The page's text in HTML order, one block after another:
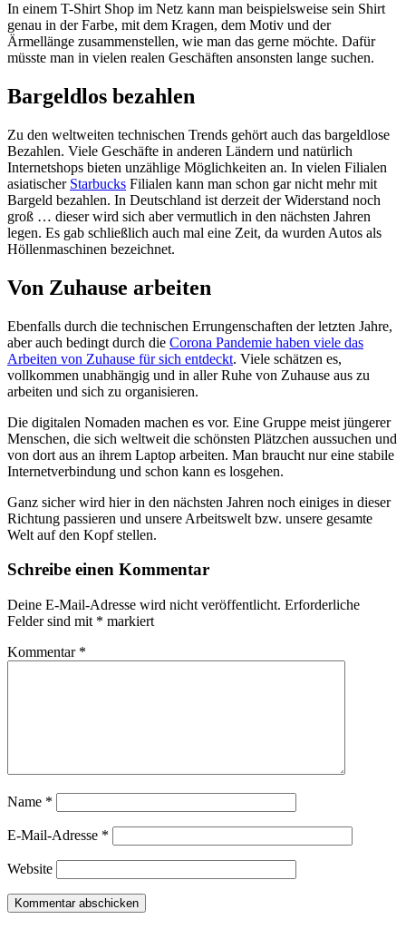
In einem T-Shirt Shop im Netz kann man beispielsweise sein Shirt
genau in der Farbe, mit dem Kragen, dem Motiv und der
Ärmellänge zusammenstellen, wie man das gerne möchte. Dafür
müsste man in vielen realen Geschäften ansonsten lange suchen.
Bargeldlos bezahlen
Zu den weltweiten technischen Trends gehört auch das bargeldlose
Bezahlen. Viele Geschäfte in anderen Ländern und natürlich
Internetshops bieten unzählige Möglichkeiten an. In vielen Filialen
asiatischer Starbucks Filialen kann man schon gar nicht mehr mit
Bargeld bezahlen. In Deutschland ist derzeit der Widerstand noch
groß … dieser wird sich aber vermutlich in den nächsten Jahren
legen. Es gab schließlich auch mal eine Zeit, da wurden Autos als
Höllenmaschinen bezeichnet.
Von Zuhause arbeiten
Ebenfalls durch die technischen Errungenschaften der letzten Jahre,
aber auch bedingt durch die Corona Pandemie haben viele das
Arbeiten von Zuhause für sich entdeckt. Viele schätzen es,
vollkommen unabhängig und in aller Ruhe von Zuhause aus zu
arbeiten und sich zu organisieren.
Die digitalen Nomaden machen es vor. Eine Gruppe meist jüngerer
Menschen, die sich weltweit die schönsten Plätzchen aussuchen und
von dort aus an ihrem Laptop arbeiten. Man braucht nur eine stabile
Internetverbindung und schon kann es losgehen.
Ganz sicher wird hier in den nächsten Jahren noch einiges in dieser
Richtung passieren und unsere Arbeitswelt bzw. unsere gesamte
Welt auf den Kopf stellen.
Schreibe einen Kommentar
Deine E-Mail-Adresse wird nicht veröffentlicht. Erforderliche
Felder sind mit * markiert
Kommentar *
Name *
E-Mail-Adresse *
Website